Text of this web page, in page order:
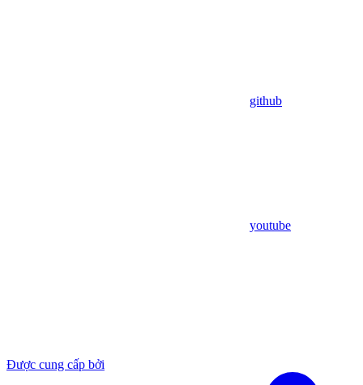
github
youtube
Được cung cấp bởi